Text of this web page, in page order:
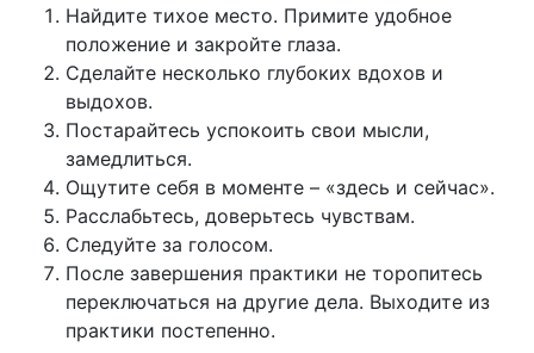
Найдите тихое место. Примите удобное
положение и закройте глаза.
Сделайте несколько глубоких вдохов и
выдохов.
Постарайтесь успокоить свои мысли,
замедлиться.
Ощутите себя в моменте – «здесь и сейчас».
Расслабьтесь, доверьтесь чувствам.
Следуйте за голосом.
После завершения практики не торопитесь
переключаться на другие дела. Выходите из
практики постепенно.